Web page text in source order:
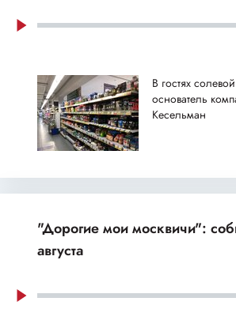
В гостях
основатель
Кесельман
"Дорогие мои москвичи":
августа